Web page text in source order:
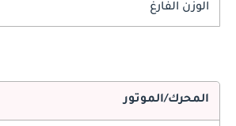
الوزن الفارغ
المحرك/الموتور